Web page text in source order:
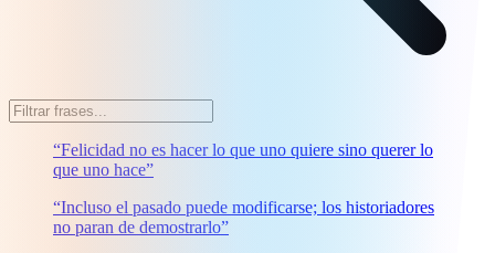
“Felicidad no es hacer lo que uno quiere sino querer lo
que uno hace”
“Incluso el pasado puede modificarse; los historiadores
no paran de demostrarlo”